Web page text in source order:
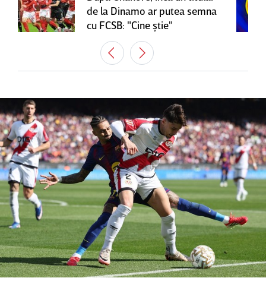
de la Dinamo ar putea semna
cu FCSB: "Cine ştie"